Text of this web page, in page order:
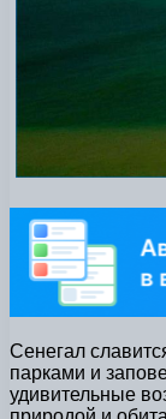
Сенегал
парками и
удивительные